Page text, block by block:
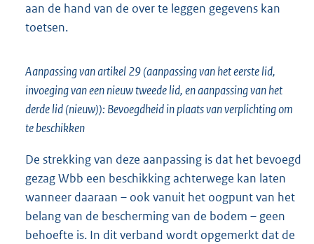
aan de hand van de over te leggen gegevens kan
toetsen.
Aanpassing van artikel 29 (aanpassing van het eerste lid,
invoeging van een nieuw tweede lid, en aanpassing van het
derde lid (nieuw)): Bevoegdheid in plaats van verplichting om
te beschikken
De strekking van deze aanpassing is dat het bevoegd
gezag Wbb een beschikking achterwege kan laten
wanneer daaraan – ook vanuit het oogpunt van het
belang van de bescherming van de bodem – geen
behoefte is. In dit verband wordt opgemerkt dat de